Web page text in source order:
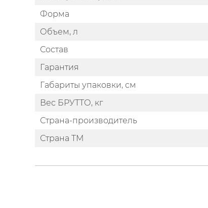
Форма
Объем, л
Состав
Гарантия
Габариты упаковки, см
Вес БРУТТО, кг
Страна-производитель
Страна ТМ